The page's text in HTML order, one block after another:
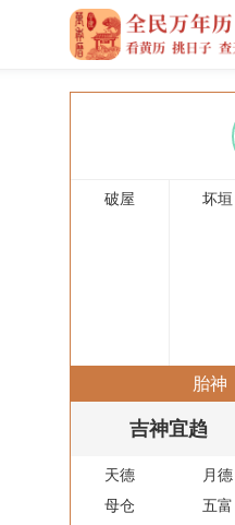
破屋 坏垣
胎神
吉神宜趋
天德
月德
母仓
五富